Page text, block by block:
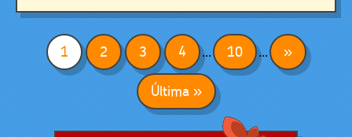
1 2 3 4 ... 10 ... »
Última »